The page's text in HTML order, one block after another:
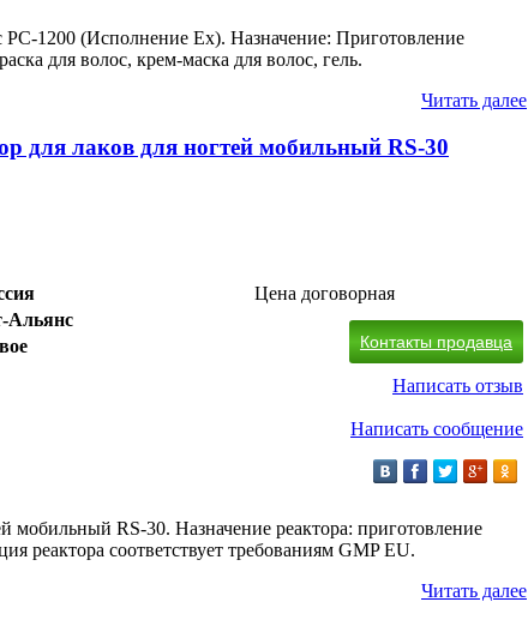
РС-1200 (Исполнение Ех). Назначение: Приготовление
для волос, крем-маска для волос, гель.
Читать далее
для лаков для ногтей мобильный RS-30
Альянс
Цена договорная
Контакты продавца
Написать отзыв
Написать сообщение
мобильный RS-30. Назначение реактора: приготовление
реактора соответствует требованиям GMP EU.
Читать далее